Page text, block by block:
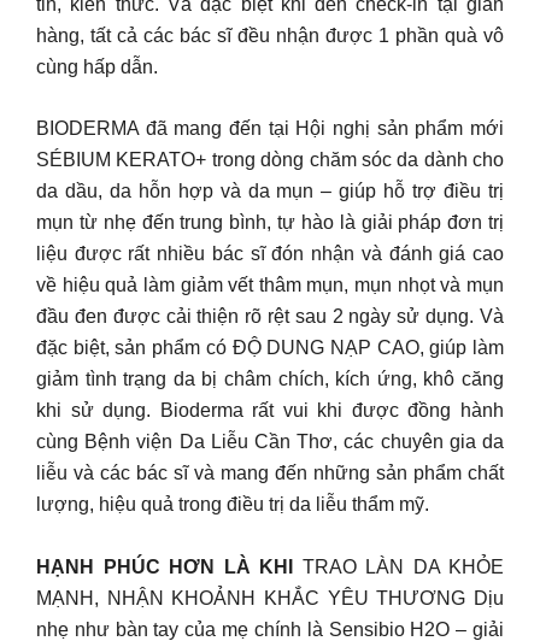
hàng, tất cả các bác sĩ đều nhận được 1 phần quà vô
cùng hấp dẫn.
BIODERMA đã mang đến tại Hội nghị sản phẩm mới
SÉBIUM KERATO+ trong dòng chăm sóc da dành cho
da dầu, da hỗn hợp và da mụn – giúp hỗ trợ điều trị
mụn từ nhẹ đến trung bình, tự hào là giải pháp đơn trị
liệu được rất nhiều bác sĩ đón nhận và đánh giá cao
về hiệu quả làm giảm vết thâm mụn, mụn nhọt và mụn
đầu đen được cải thiện rõ rệt sau 2 ngày sử dụng. Và
đặc biệt, sản phẩm có ĐỘ DUNG NẠP CAO, giúp làm
giảm tình trạng da bị châm chích, kích ứng, khô căng
khi sử dụng. Bioderma rất vui khi được đồng hành
cùng Bệnh viện Da Liễu Cần Thơ, các chuyên gia da
liễu và các bác sĩ và mang đến những sản phẩm chất
lượng, hiệu quả trong điều trị da liễu thẩm mỹ.
HẠNH PHÚC HƠN LÀ KHI
TRAO LÀN DA KHỎE
MẠNH, NHẬN KHOẢNH KHẮC YÊU THƯƠNG Dịu
nhẹ như bàn tay của mẹ chính là Sensibio H2O – giải